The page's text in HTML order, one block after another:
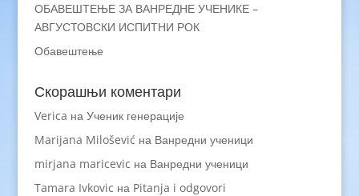
ОБАВЕШТЕЊЕ ЗА ВАНРЕДНЕ УЧЕНИКЕ –
АВГУСТОВСКИ ИСПИТНИ РОК
Обавештење
Скорашњи коментари
Verica на Ученик генерације
Marijana Milošević на Ванредни ученици
mirjana maricevic на Ванредни ученици
Tamara Ivkovic на Pitanja i odgovori